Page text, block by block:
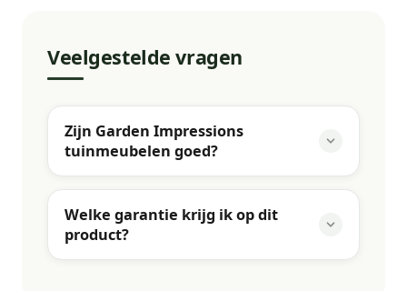
Veelgestelde vragen
Zijn Garden Impressions
tuinmeubelen goed?
Welke garantie krijg ik op dit
product?